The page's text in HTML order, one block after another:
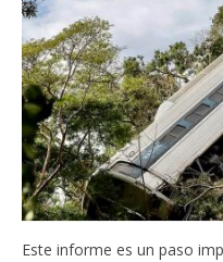
Este informe es un paso